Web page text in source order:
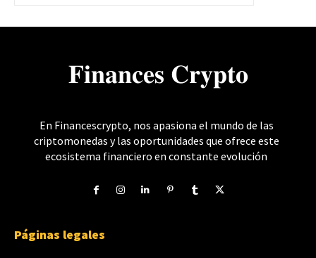
𝐅𝐢𝐧𝐚𝐧𝐜𝐞𝐬 𝐂𝐫𝐲𝐩𝐭𝐨
En Financescrypto, nos apasiona el mundo de las
criptomonedas y las oportunidades que ofrece este
ecosistema financiero en constante evolución
Páginas legales